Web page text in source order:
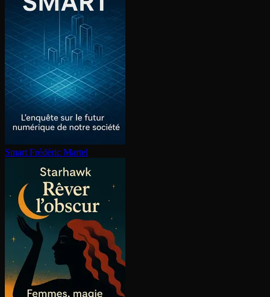
Smart Frédéric Martel